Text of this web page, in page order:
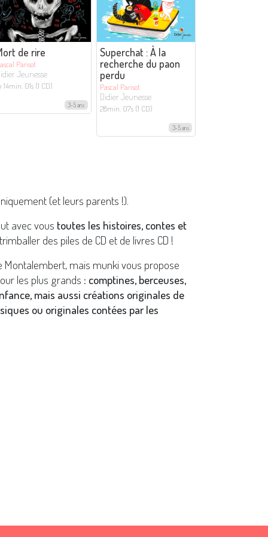
de rire
Parisot
Jeunesse
14min. 01s (1 CD)
3-5 ans
Superchat : À la
recherche du paon
perdu
Pascal Parisot
Didier Jeunesse
28min. 07s (1 CD)
3-5 ans
(et leurs parents !).
avec vous toutes les histoires, contes et
des piles de CD et de livres CD !
mais munki vous propose
les plus grands : comptines, berceuses,
mais aussi créations originales de
ou originales contées par les